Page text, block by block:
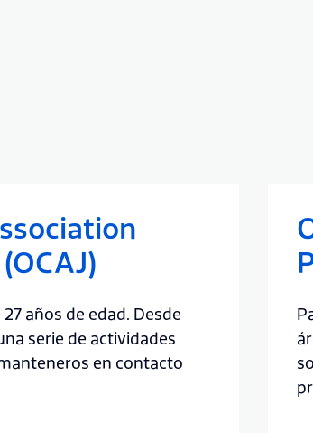
años de edad. Desde
serie de actividades
en contacto